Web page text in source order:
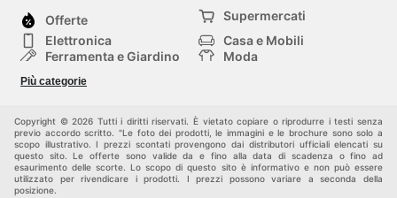
Offerte
Supermercati
Elettronica
Casa e Mobili
Ferramenta e Giardino
Moda
Bambini e Neonati
Più categorie
Copyright © 2026 Tutti i diritti riservati. È vietato copiare o riprodurre i testi senza
previo accordo scritto. "Le foto dei prodotti, le immagini e le brochure sono solo a
scopo illustrativo. I prezzi scontati provengono dai distributori ufficiali elencati su
questo sito. Le offerte sono valide da e fino alla data di scadenza o fino ad
esaurimento delle scorte. Lo scopo di questo sito è informativo e non può essere
utilizzato per rivendicare i prodotti. I prezzi possono variare a seconda della
posizione.